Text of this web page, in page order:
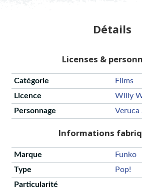
Détails
Licenses &
Catégorie
Films
Licence
Willy
Personnage
Veruca
Informations
Marque
Funko
Type
Pop!
Particularité